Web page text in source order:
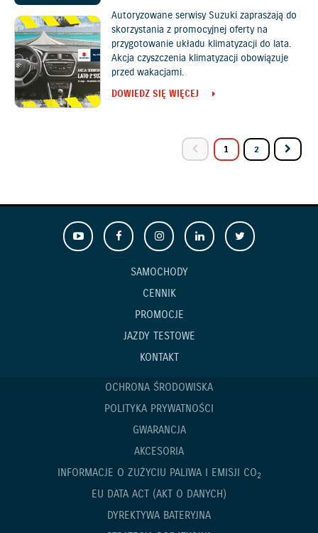
Autoryzowane serwisy Suzuki zapraszają do
skorzystania z promocyjnej oferty na
przygotowanie układu klimatyzacji do lata.
Akcja czyszczenia klimatyzacji obowiązuje
przed wakacjami.
DOWIEDZ SIĘ WIĘCEJ
1 2
SAMOCHODY
CENNIK
PROMOCJE
JAZDY TESTOWE
KONTAKT
OCHRONA ŚRODOWISKA
POLITYKA PRYWATNOŚCI
GWARANCJA
AKCESORIA
INFORMACJE O ZUŻYCIU PALIWA I EMISJI CO2
EU DATA ACT (AKT O DANYCH)
DYREKTYWA BATERYJNA